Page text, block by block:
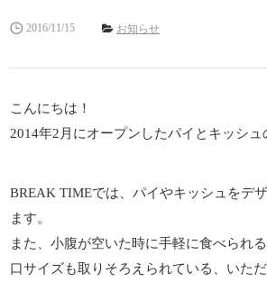
2016/11/15 お知らせ
こんにちは！
2014年2月にオープンしたパイとキッシュ
BREAK TIMEでは、パイやキッシュをデ
ます。
また、小腹が空いた時に手軽に食べられ
口サイズも取りそろえられている、いた